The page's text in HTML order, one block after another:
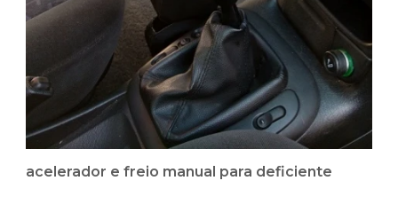
acelerador e freio manual para deficiente